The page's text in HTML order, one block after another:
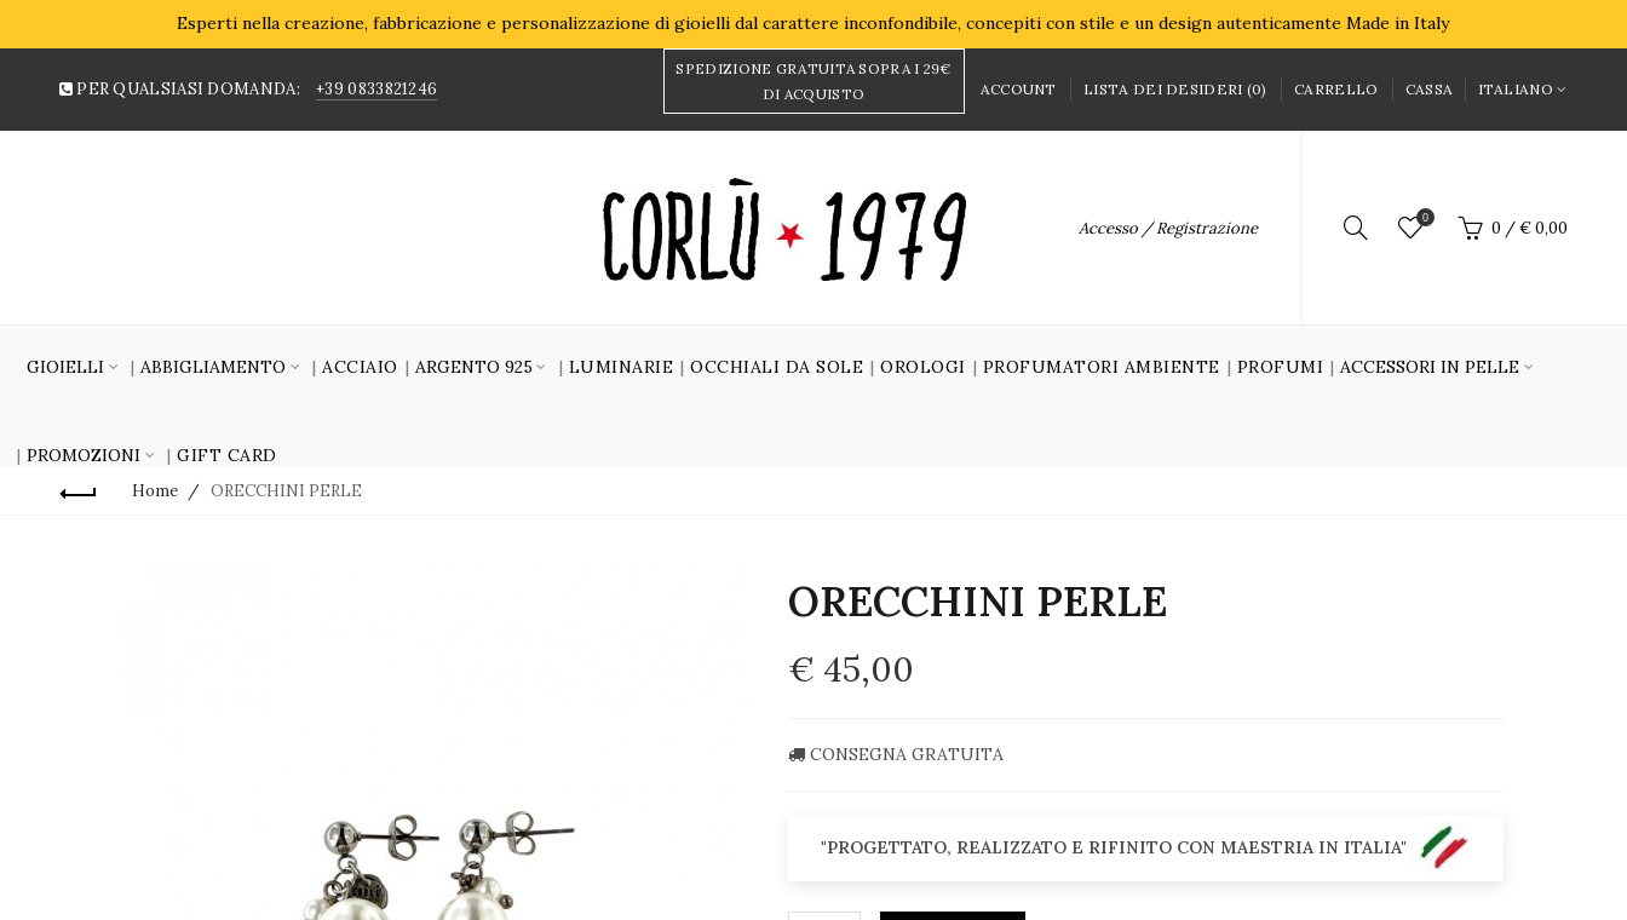
Esperti nella creazione, fabbricazione e personalizzazione di gioielli dal carattere inconfondibile, concepiti con stile e un design autenticamente Made in Italy
PER QUALSIASI DOMANDA: +39 0833821246
SPEDIZIONE GRATUITA SOPRA I 29€
DI ACQUISTO
ACCOUNT LISTA DEI DESIDERI (0) CARRELLO CASSA ITALIANO
Accesso / Registrazione 0 0 / € 0,00
GIOIELLI ABBIGLIAMENTO ACCIAIO ARGENTO 925 LUMINARIE OCCHIALI DA SOLE OROLOGI PROFUMATORI AMBIENTE PROFUMI ACCESSORI IN PELLE
PROMOZIONI GIFT CARD
Home ORECCHINI PERLE
ORECCHINI PERLE
€ 45,00
CONSEGNA GRATUITA
"PROGETTATO, REALIZZATO E RIFINITO CON MAESTRIA IN ITALIA"